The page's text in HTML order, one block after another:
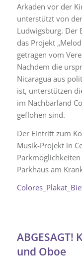
Arkaden vor der
unterstützt von
Ludwigsburg. Der
das Projekt
getragen vom
Nachdem die
Nicaragua aus
ist, unterstützen
im Nachbarland
geflohen sind.
Der Eintritt zum
Musik-Projekt in
Parkhaus am
und Oboe